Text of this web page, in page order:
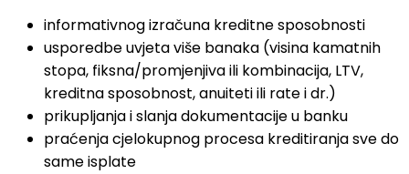
informativnog izračuna kreditne sposobnosti
usporedbe uvjeta više banaka (visina kamatnih
stopa, fiksna/promjenjiva ili kombinacija, LTV,
kreditna sposobnost, anuiteti ili rate i dr.)
prikupljanja i slanja dokumentacije u banku
praćenja cjelokupnog procesa kreditiranja sve do
same isplate